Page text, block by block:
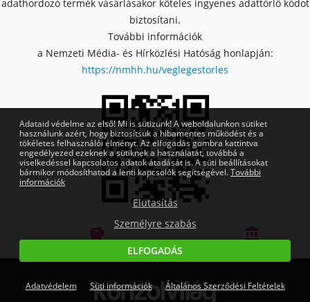
adathordozó termék vásárlásakor köteles ingyenes adattörlő kódot
biztosítani.
További információk
a Nemzeti Média- és Hírközlési Hatóság honlapján:
https://nmhh.hu/veglegestorles
Bankmentes részletfizetés
Adataid védelme az első! Mi is sütizünk! A weboldalunkon sütiket
használunk azért, hogy biztosítsuk a hibamentes működést és a
tökéletes felhasználói élményt. Az elfogadás gombra kattintva
engedélyezed ezeknek a sütiknek a használatát, továbbá a
viselkedéssel kapcsolatos adatok átadását is. A süti beállításokat
bármikor módosíthatod a lenti kapcsolók segítségével.További
információk
Elutasítás
Személyre szabás
ELFOGADÁS
Adatvédelem Süti információk Általános Szerződési Feltételek